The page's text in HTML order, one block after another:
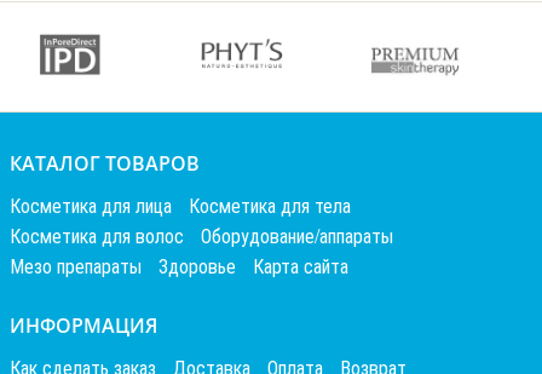
КАТАЛОГ ТОВАРОВ
Косметика для лица
Косметика для тела
Косметика для волос
Оборудование/аппараты
Мезо препараты
Здоровье Карта сайта
ИНФОРМАЦИЯ
Как сделать заказ Доставка Оплата Возврат